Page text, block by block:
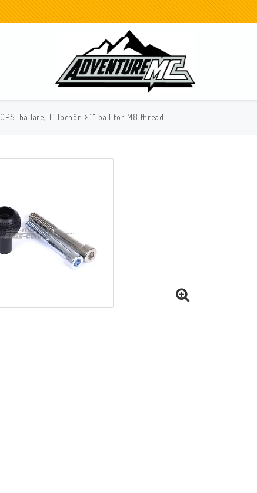
GPS-hållare, Tillbehör 1" ball for M8 thread